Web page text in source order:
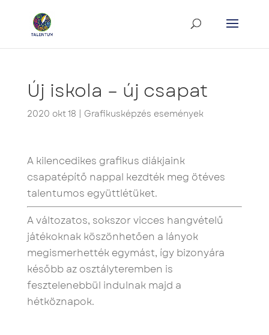
Új iskola – új csapat
2020 okt 18 Grafikusképzés események
A kilencedikes grafikus diákjaink
csapatépítő nappal kezdték meg ötéves
talentumos együttlétüket.
A változatos, sokszor vicces hangvételű
játékoknak köszönhetően a lányok
megismerhették egymást, így bizonyára
később az osztályteremben is
fesztelenebbül indulnak majd a
hétköznapok.